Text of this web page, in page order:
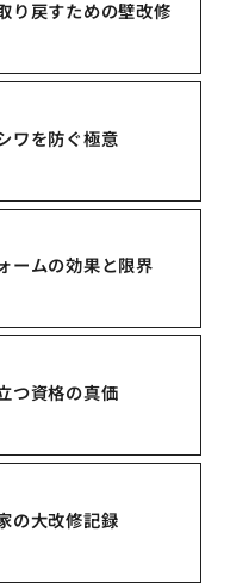
り戻すための壁改修
ワを防ぐ極意
ームの効果と限界
つ資格の真価
の大改修記録